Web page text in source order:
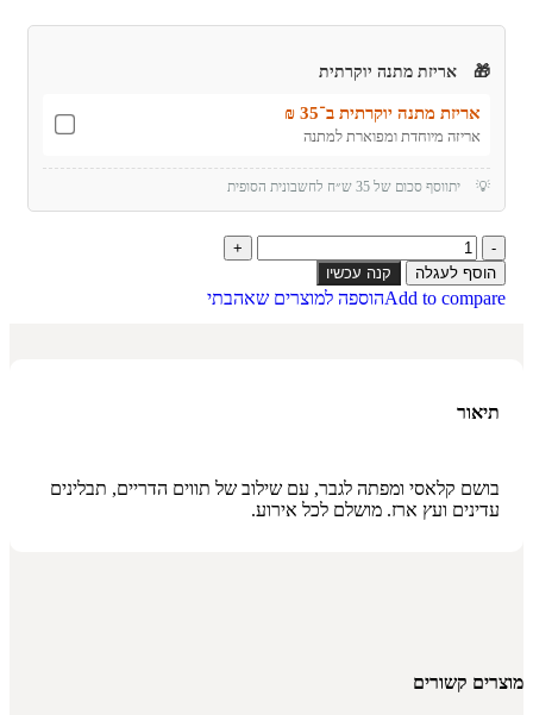
🎁 אריזת מתנה יוקרתית
אריזת מתנה יוקרתית ב־35 ₪
אריזה מיוחדת ומפוארת למתנה
💡 יתווסף סכום של 35 ש״ח לחשבונית הסופית
הוסף לעגלה קנה עכשיו
Add to compareהוספה למוצרים שאהבתי
תיאור
בושם קלאסי ומפתה לגבר, עם שילוב של תווים הדריים, תבלינים
עדינים ועץ ארז. מושלם לכל אירוע.
מוצרים קשורים